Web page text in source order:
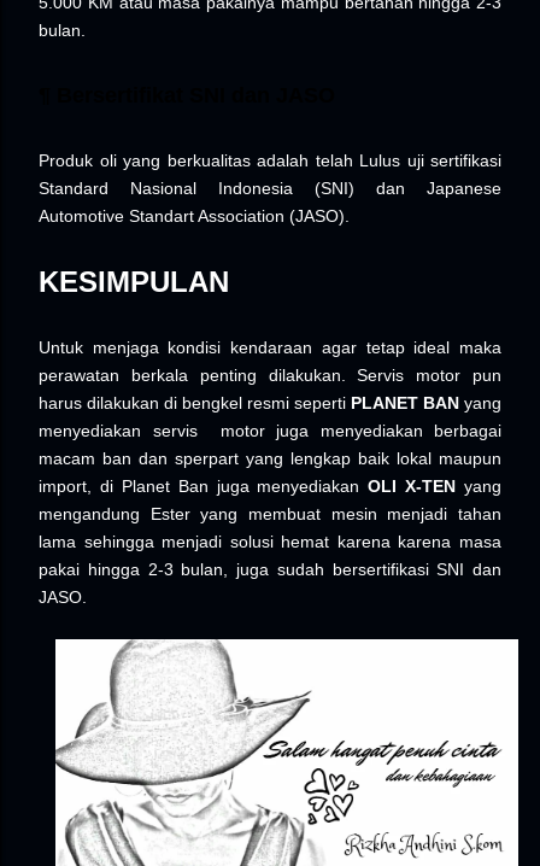
bulan.
Produk oli yang berkualitas adalah telah Lulus uji sertifikasi
Standard Nasional Indonesia (SNI) dan Japanese
Automotive Standart Association (JASO).
KESIMPULAN
Untuk menjaga kondisi kendaraan agar tetap ideal maka
perawatan berkala penting dilakukan. Servis motor pun
harus dilakukan di bengkel resmi seperti PLANET BAN yang
menyediakan servis motor juga menyediakan berbagai
macam ban dan sperpart yang lengkap baik lokal maupun
import, di Planet Ban juga menyediakanOLI X-TEN yang
mengandung Ester yang membuat mesin menjadi tahan
lama sehingga menjadi solusi hemat karena karena masa
pakai hingga 2-3 bulan, juga sudah bersertifikasi SNI dan
JASO.